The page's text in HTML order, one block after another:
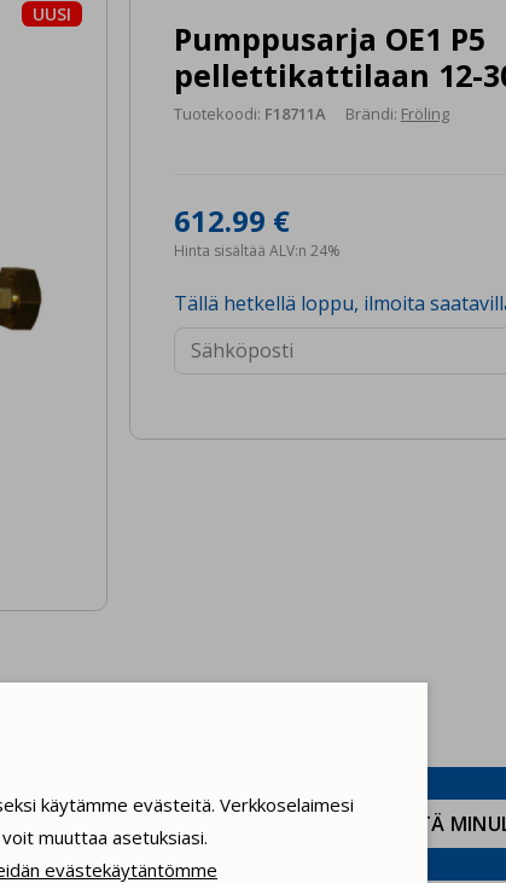
UUSI
Pumppusarja OE1 P5
pellettikattilaan 12-
Tuotekoodi: F18711A Brändi: Fröling
612.99 €
Hinta sisältää ALV:n 24%
Tällä hetkellä loppu, ilmoita
HALUAISIN, ETTÄ
käytämme evästeitä. Verkkoselaimesi
muuttaa asetuksiasi.
evästekäytäntömme